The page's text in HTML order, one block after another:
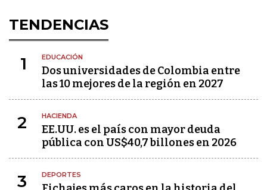
TENDENCIAS
1 EDUCACIÓN
Dos universidades de Colombia entre
las 10 mejores de la región en 2027
2 HACIENDA
EE.UU. es el país con mayor deuda
pública con US$40,7 billones en 2026
3 DEPORTES